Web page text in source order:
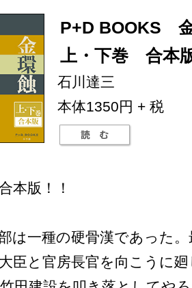
P+D BOOKS
上・下巻 合本
石川達三
本体1350円 + 税
本版！！
一種の硬骨漢であった。
臣と官房長官を向こうに